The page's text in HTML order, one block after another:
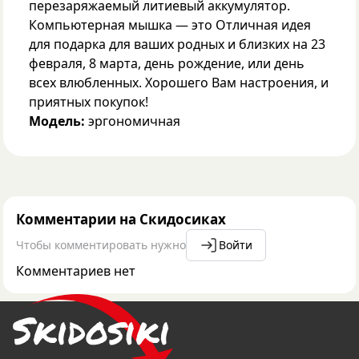
перезаряжаемый литиевый аккумулятор.
Компьютерная мышка — это Отличная идея
для подарка для ваших родных и близких на 23
февраля, 8 марта, день рождение, или день
всех влюбленных. Хорошего Вам настроения, и
приятных покупок!
Модель: эргономичная
Комментарии на Скидосиках
Чтобы комментировать нужно Войти
Комментариев нет